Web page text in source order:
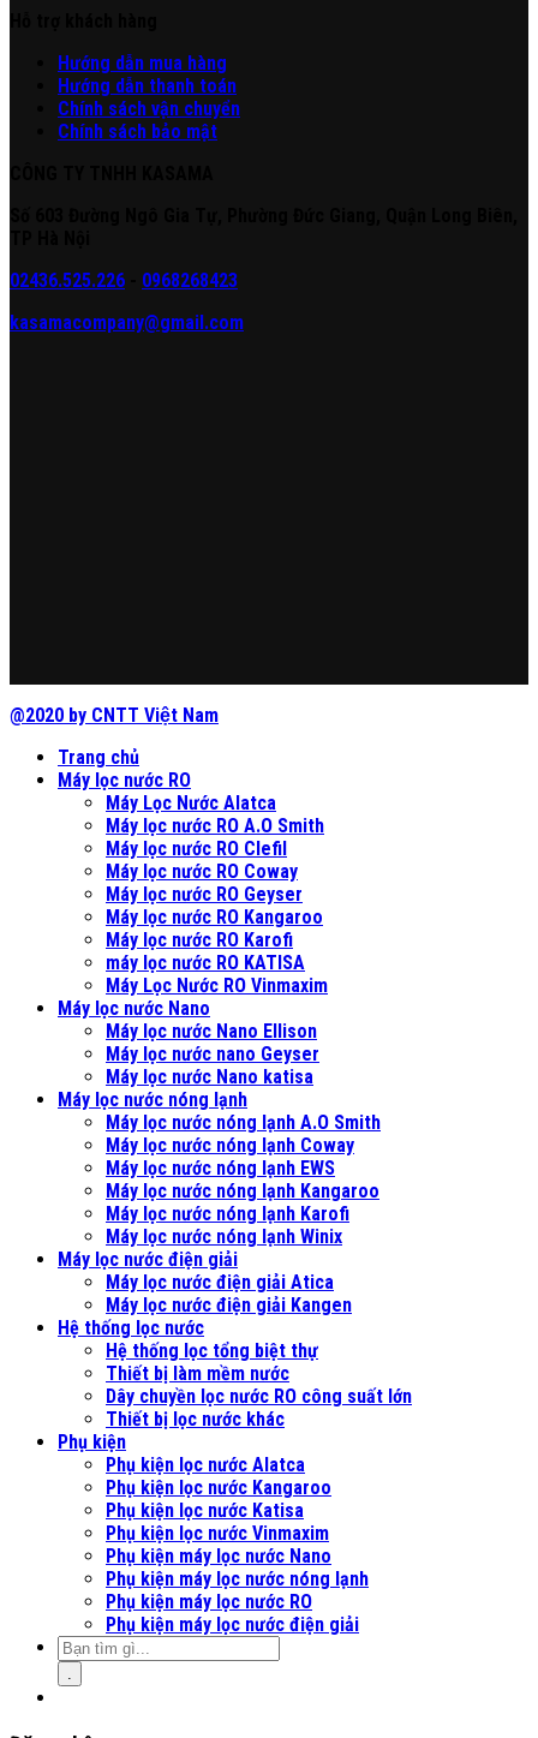
Hướng dẫn mua hàng
Hướng dẫn thanh toán
Chính sách vận chuyển
Chính sách bảo mật
02436.525.226
0968268423
kasamacompany@gmail.com
@2020 by CNTT Việt Nam
Trang chủ
Máy lọc nước RO
Máy Lọc Nước Alatca
Máy lọc nước RO A.O Smith
Máy lọc nước RO Clefil
Máy lọc nước RO Coway
Máy lọc nước RO Geyser
Máy lọc nước RO Kangaroo
Máy lọc nước RO Karofi
máy lọc nước RO KATISA
Máy Lọc Nước RO Vinmaxim
Máy lọc nước Nano
Máy lọc nước Nano Ellison
Máy lọc nước nano Geyser
Máy lọc nước Nano katisa
Máy lọc nước nóng lạnh
Máy lọc nước nóng lạnh A.O Smith
Máy lọc nước nóng lạnh Coway
Máy lọc nước nóng lạnh EWS
Máy lọc nước nóng lạnh Kangaroo
Máy lọc nước nóng lạnh Karofi
Máy lọc nước nóng lạnh Winix
Máy lọc nước điện giải
Máy lọc nước điện giải Atica
Máy lọc nước điện giải Kangen
Hệ thống lọc nước
Hệ thống lọc tổng biệt thự
Thiết bị làm mềm nước
Dây chuyền lọc nước RO công suất lớn
Thiết bị lọc nước khác
Phụ kiện
Phụ kiện lọc nước Alatca
Phụ kiện lọc nước Kangaroo
Phụ kiện lọc nước Katisa
Phụ kiện lọc nước Vinmaxim
Phụ kiện máy lọc nước Nano
Phụ kiện máy lọc nước nóng lạnh
Phụ kiện máy lọc nước RO
Phụ kiện máy lọc nước điện giải
.